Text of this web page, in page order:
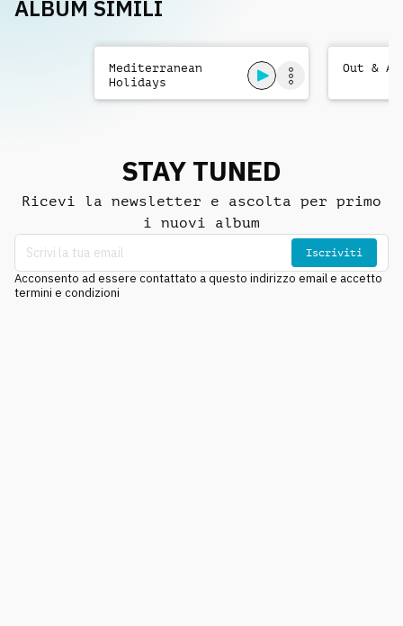
ALBUM SIMILI
Mediterranean
Holidays
Out &
STAY TUNED
Ricevi la newsletter e ascolta per primo
i nuovi album
Iscriviti
Acconsento ad essere contattato a questo indirizzo email e accetto
termini e condizioni